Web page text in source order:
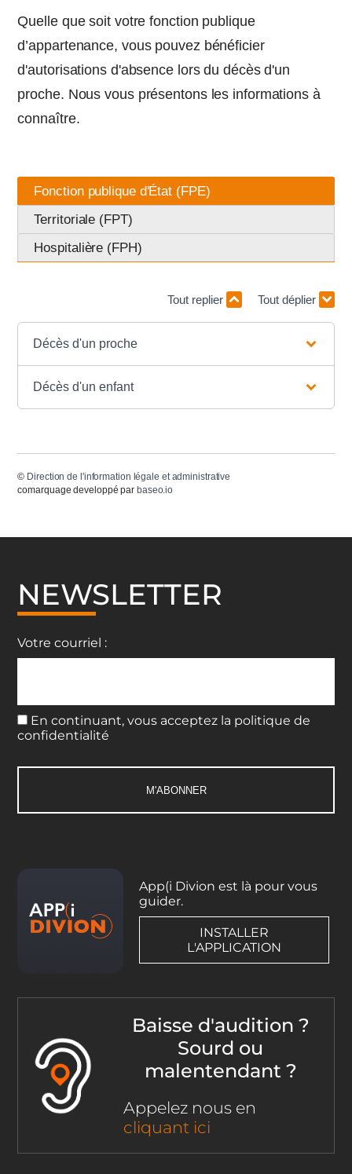
Quelle que soit votre fonction publique
d’appartenance, vous pouvez bénéficier
d'autorisations d'absence lors du décès d'un
proche. Nous vous présentons les informations à
connaître.
Fonction publique d'État (FPE)
Territoriale (FPT)
Hospitalière (FPH)
Tout replier Tout déplier
Décès d'un proche
Décès d'un enfant
© Direction de l'information légale et administrative
comarquage developpé par baseo.io
NEWSLETTER
Votre courriel :
En continuant, vous acceptez la politique de
confidentialité
App(i Divion est là pour vous
guider.
INSTALLER
L'APPLICATION
Baisse d'audition ?
Sourd ou
malentendant ?
Appelez nous en
cliquant ici